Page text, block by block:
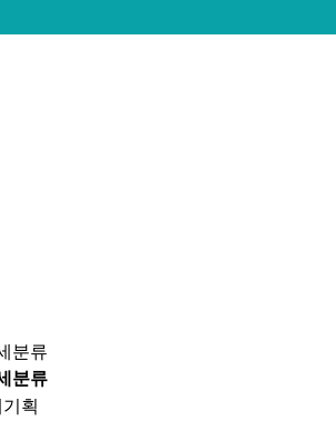
분류
분류
획